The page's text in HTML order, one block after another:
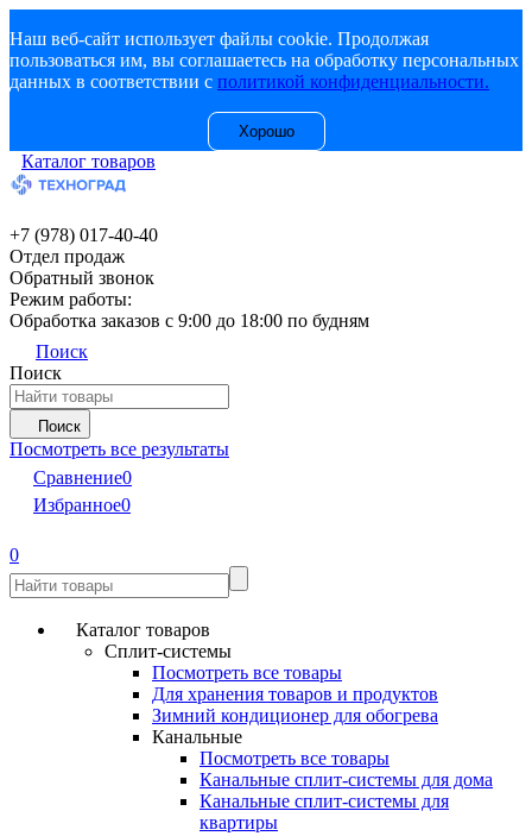
Наш веб-сайт использует файлы cookie. Продолжая
пользоваться им, вы соглашаетесь на обработку персональных
данных в соответствии с политикой конфиденциальности.
Хорошо
Каталог товаров
+7 (978) 017-40-40
Отдел продаж
Обратный звонок
Режим работы:
Обработка заказов с 9:00 до 18:00 по будням
Поиск
Поиск
Поиск
Посмотреть все результаты
Сравнение0
Избранное0
0
Каталог товаров
Сплит-системы
Посмотреть все товары
Для хранения товаров и продуктов
Зимний кондиционер для обогрева
Канальные
Посмотреть все товары
Канальные сплит-системы для дома
Канальные сплит-системы для
квартиры